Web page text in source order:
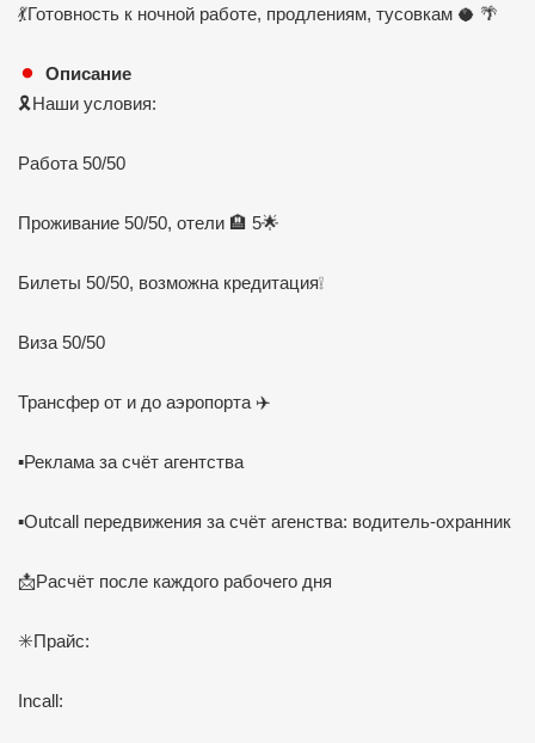
💃Готовность к ночной работе, продлениям, тусовкам 🥥 🌴
Описание
🎗Наши условия:
Работа 50/50
Проживание 50/50, отели 🏨 5🌟
Билеты 50/50, возможна кредитация❕️
Виза 50/50
Трансфер от и до аэропорта ✈️
▪️Реклама за счёт агентства
▪️Outcall передвижения за счёт агенства: водитель-охранник
📩Расчёт после каждого рабочего дня
✳️Прайс:
Incall: